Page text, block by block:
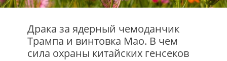
Драка за ядерный чемоданчик
Трампа и винтовка Мао. В чем
сила охраны китайских генсеков